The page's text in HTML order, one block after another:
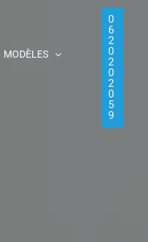
MODÈLES
0
6
2
0
2
0
2
0
5
9